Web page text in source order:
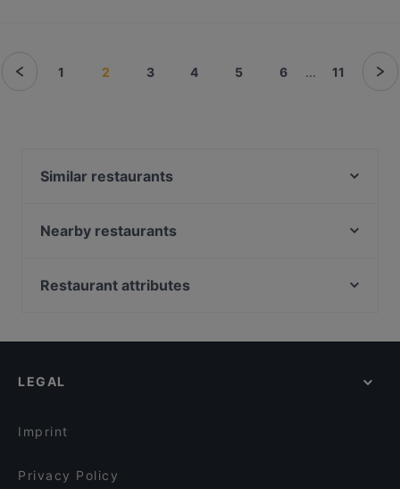
1 2 3 4 5 6 ... 11
Similar restaurants
Sindo
Enrico Leone
Kumkapi
Nearby restaurants
Rembetiko
Restaurant attributes
Restaurants Open on Sunday in Hannover
LEGAL
Imprint
Privacy Policy